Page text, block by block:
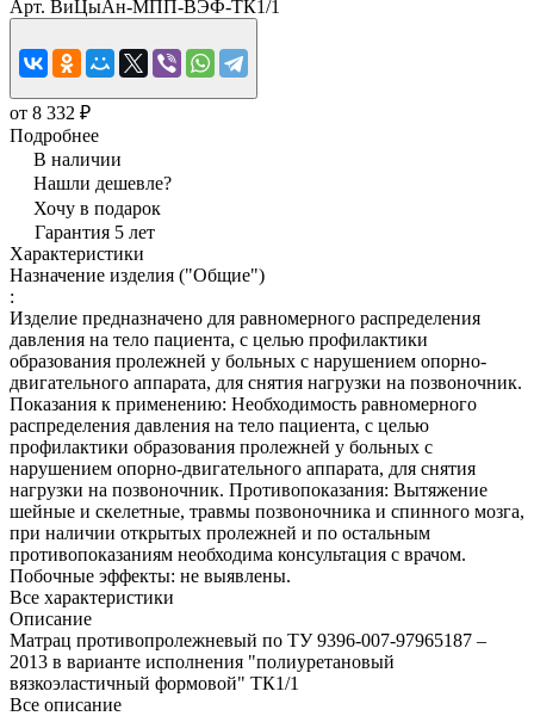
Арт. ВиЦыАн-МПП-ВЭФ-ТК1/1
от 8 332 ₽
Подробнее
В наличии
Нашли дешевле?
Хочу в подарок
Гарантия 5 лет
Характеристики
Назначение изделия ("Общие")
:
Изделие предназначено для равномерного распределения
давления на тело пациента, с целью профилактики
образования пролежней у больных с нарушением опорно-
двигательного аппарата, для снятия нагрузки на позвоночник.
Показания к применению: Необходимость равномерного
распределения давления на тело пациента, с целью
профилактики образования пролежней у больных с
нарушением опорно-двигательного аппарата, для снятия
нагрузки на позвоночник. Противопоказания: Вытяжение
шейные и скелетные, травмы позвоночника и спинного мозга,
при наличии открытых пролежней и по остальным
противопоказаниям необходима консультация с врачом.
Побочные эффекты: не выявлены.
Все характеристики
Описание
Матрац противопролежневый по ТУ 9396-007-97965187 –
2013 в варианте исполнения "полиуретановый
вязкоэластичный формовой" ТК1/1
Все описание